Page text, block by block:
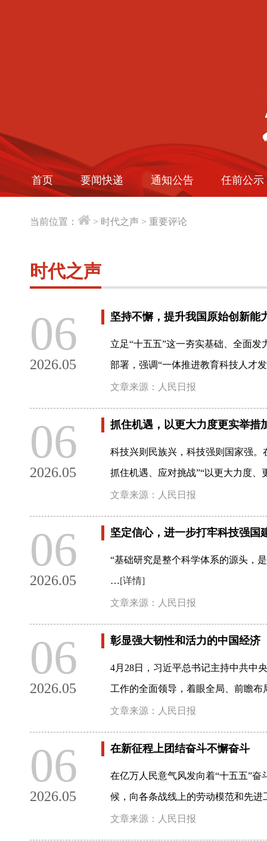
首页 要闻快递 通知公告 任前公示
当前位置： > 时代之声 > 重要评论
时代之声
06
2026.05
坚持不懈，提升我国原始创新能
立足“十五五”这一夯实基础、全面
部署，强调“一体推进教育科技人才
文章来源：人民日报
06
2026.05
抓住机遇，以更大力度更实举措
科技兴则民族兴，科技强则国家强
抓住机遇、应对挑战”“以更大力度
文章来源：人民日报
06
2026.05
坚定信心，进一步打牢科技强国
“基础研究是整个科学体系的源头，
…[详情]
文章来源：人民日报
06
2026.05
彰显强大韧性和活力的中国经济
4月28日，习近平总书记主持中共中
工作的全面领导，着眼全局、前瞻
文章来源：人民日报
06
2026.05
在新征程上团结奋斗不懈奋斗
在亿万人民意气风发向着“十五五”
候，向各条战线上的劳动模范和先
文章来源：人民日报